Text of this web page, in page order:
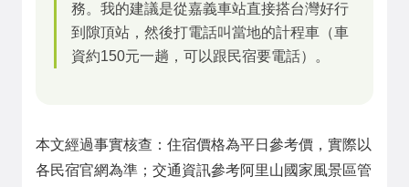
務。我的建議是從嘉義車站直接搭台灣好行
到隙頂站，然後打電話叫當地的計程車（車
資約150元一趟，可以跟民宿要電話）。
本文經過事實核查：住宿價格為平日參考價，實際以
各民宿官網為準；交通資訊參考阿里山國家風景區管